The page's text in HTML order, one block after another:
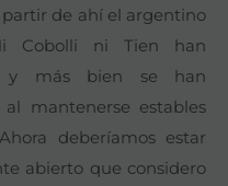
de ahí el argentino
Cobolli ni Tien han
y más bien se han
mantenerse estables
deberíamos estar
abierto que considero